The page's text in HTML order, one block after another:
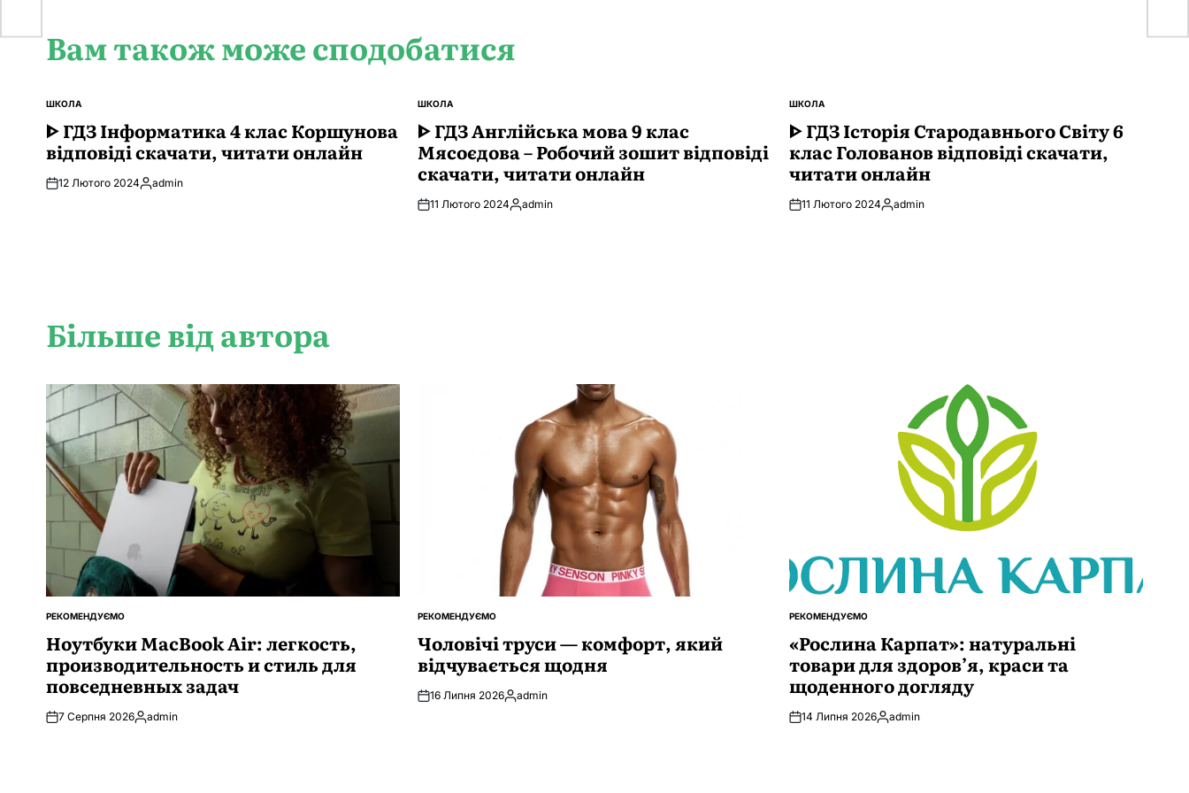
Вам також може сподобатися
ОПУБЛІКУВАТИ
У
ШКОЛА
ᐈ ГДЗ Інформатика 4 клас Коршунова
відповіді скачати, читати онлайн
12 Лютого 2024Опубліковано
admin
ОПУБЛІКУВАТИ
У
ШКОЛА
ᐈ ГДЗ Англійська мова 9 клас
Мясоєдова – Робочий зошит відповіді
скачати, читати онлайн
11 Лютого 2024Опубліковано
admin
ОПУБЛІКУВАТИ
У
ШКОЛА
ᐈ ГДЗ Історія Стародавнього Свiту 6
клас Голованов відповіді скачати,
читати онлайн
11 Лютого 2024Опубліковано
admin
Більше від автора
ОПУБЛІКУВАТИ
РЕКОМЕНДУЄМО
Ноутбуки MacBook Air: легкость,
производительность и стиль для
повседневных задач
7 Серпня 2026Опубліковано
admin
ОПУБЛІКУВАТИ
РЕКОМЕНДУЄМО
Чоловічі труси — комфорт, який
відчувається щодня
16 Липня 2026Опубліковано
admin
ОПУБЛІКУВАТИ
РЕКОМЕНДУЄМО
«Рослина Карпат»: натуральні
товари для здоров’я, краси та
щоденного догляду
14 Липня 2026Опубліковано
admin